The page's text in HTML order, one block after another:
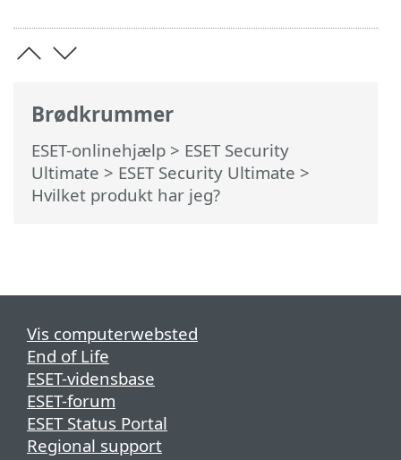
Brødkrummer
ESET-onlinehjælp > ESET Security
Ultimate > ESET Security Ultimate >
Hvilket produkt har jeg?
Vis computerwebsted
End of Life
ESET-vidensbase
ESET-forum
ESET Status Portal
Regional support